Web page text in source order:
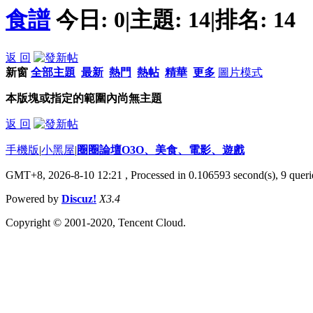
食譜 今日: 0|主題: 14|排名: 14
返 回
新窗 全部主題 最新 熱門 熱帖 精華 更多 圖片模式
本版塊或指定的範圍內尚無主題
返 回
手機版|小黑屋|圈圈論壇O3O、美食、電影、遊戲
GMT+8, 2026-8-10 12:21 , Processed in 0.106593 second(s), 9
Powered by Discuz! X3.4
Copyright © 2001-2020, Tencent Cloud.